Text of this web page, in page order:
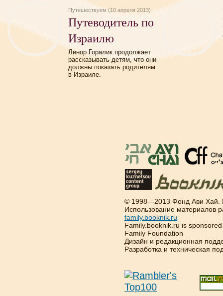
Путешествуем (10 апреля 2013)
Путеводитель по
Израилю
Линор Горалик продолжает
рассказывать детям, что они
должны показать родителям
в Израиле.
© 1998—2013 Фонд Ави Хай.
Использование материалов
family.booknik.ru
Family.booknik.ru is
Family Foundation
Дизайн и редакционная
Разработка и техническая